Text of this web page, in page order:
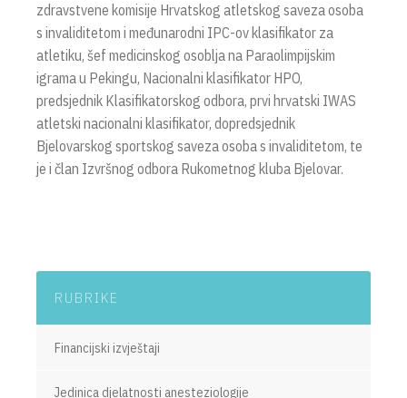
zdravstvene komisije Hrvatskog atletskog saveza osoba
s invaliditetom i međunarodni IPC-ov klasifikator za
atletiku, šef medicinskog osoblja na Paraolimpijskim
igrama u Pekingu, Nacionalni klasifikator HPO,
predsjednik Klasifikatorskog odbora, prvi hrvatski IWAS
atletski nacionalni klasifikator, dopredsjednik
Bjelovarskog sportskog saveza osoba s invaliditetom, te
je i član Izvršnog odbora Rukometnog kluba Bjelovar.
RUBRIKE
Financijski izvještaji
Jedinica djelatnosti anesteziologije